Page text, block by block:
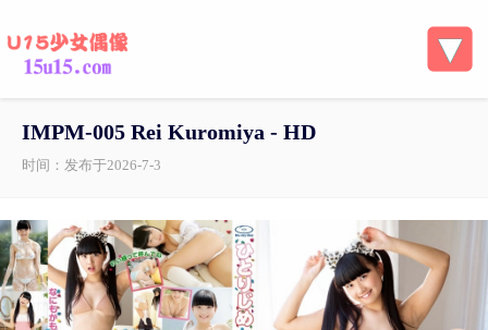
IMPM-005 Rei Kuromiya - HD
时间：发布于2026-7-3